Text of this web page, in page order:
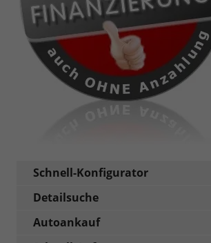
Schnell-Konfigurator
Detailsuche
Autoankauf